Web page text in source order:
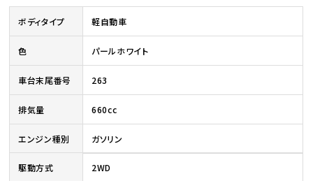
ボディタイプ 軽自動車
色 パールホワイト
車台末尾番号 263
排気量 660cc
エンジン種別 ガソリン
駆動方式 2WD